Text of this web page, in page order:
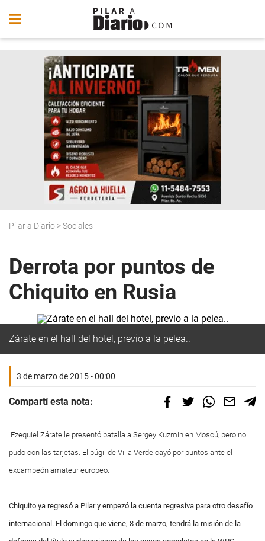
Pilar a Diario >Sociales
Derrota por puntos de
Chiquito en Rusia
Zárate en el hall del hotel, previo a la pelea..
3 de marzo de 2015 - 00:00
Compartí esta nota:
Ezequiel Zárate le presentó batalla a Sergey Kuzmin en Moscú, pero no
pudo con las tarjetas. El púgil de Villa Verde cayó por puntos ante el
excampeón amateur europeo.
Chiquito ya regresó a Pilar y empezó la cuenta regresiva para otro desafío
internacional. El domingo que viene, 8 de marzo, tendrá la misión de la